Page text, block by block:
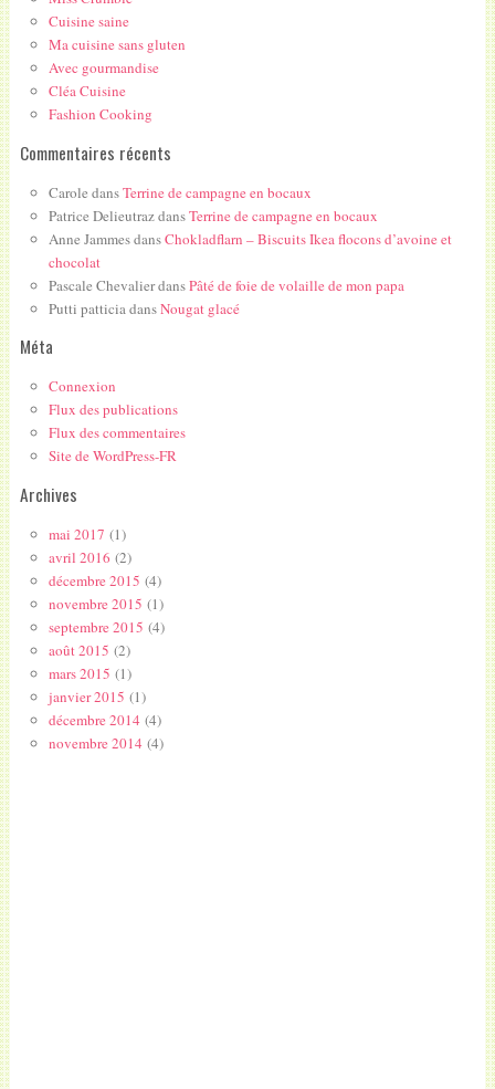
Cuisine saine
Ma cuisine sans gluten
Avec gourmandise
Cléa Cuisine
Fashion Cooking
Commentaires récents
Carole dansTerrine de campagne en bocaux
Patrice DelieutrazdansTerrine de campagne en bocaux
Anne JammesdansChokladflarn – Biscuits Ikea flocons d’avoine et
chocolat
Pascale ChevalierdansPâté de foie de volaille de mon papa
Putti patticiadansNougat glacé
Méta
Connexion
Flux des publications
Flux des commentaires
Site de WordPress-FR
Archives
mai 2017 (1)
avril 2016 (2)
décembre 2015 (4)
novembre 2015 (1)
septembre 2015 (4)
août 2015 (2)
mars 2015 (1)
janvier 2015 (1)
décembre 2014(4)
novembre 2014(4)